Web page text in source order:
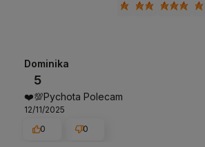
Dominika
5
❤️💯Pychota Polecam
12/11/2025
0
0